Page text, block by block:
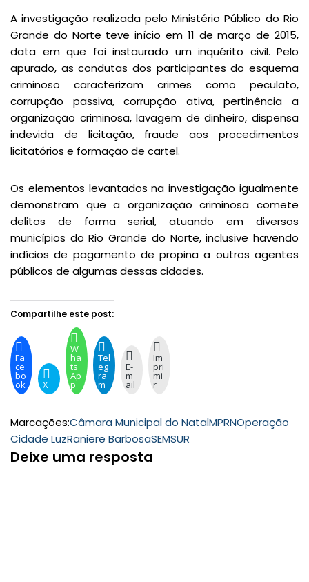
A investigação realizada pelo Ministério Público do Rio
Grande do Norte teve início em 11 de março de 2015,
data em que foi instaurado um inquérito civil. Pelo
apurado, as condutas dos participantes do esquema
criminoso caracterizam crimes como peculato,
corrupção passiva, corrupção ativa, pertinência a
organização criminosa, lavagem de dinheiro, dispensa
indevida de licitação, fraude aos procedimentos
licitatórios e formação de cartel.
Os elementos levantados na investigação igualmente
demonstram que a organização criminosa comete
delitos de forma serial, atuando em diversos
municípios do Rio Grande do Norte, inclusive havendo
indícios de pagamento de propina a outros agentes
públicos de algumas dessas cidades.
Compartilhe este post:
Fa
ce
bo
ok X
W
ha
ts
Ap
p
Tel
eg
ra
m
E-
m
ail
Im
pri
mi
r
Marcações:Câmara Municipal do NatalMPRNOperação
Cidade LuzRaniere BarbosaSEMSUR
Deixe uma resposta